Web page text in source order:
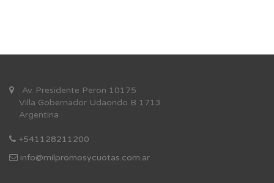
Av. Presidente Peron 10175
Villa Gobernador Udaondo B 1713
Argentina
+541128211200
info@milpromosycuotas.com.ar